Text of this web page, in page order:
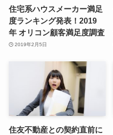
住宅系ハウスメーカー満足
度ランキング発表！2019
年 オリコン顧客満足度調査
2019年2月5日
住友不動産との契約直前に